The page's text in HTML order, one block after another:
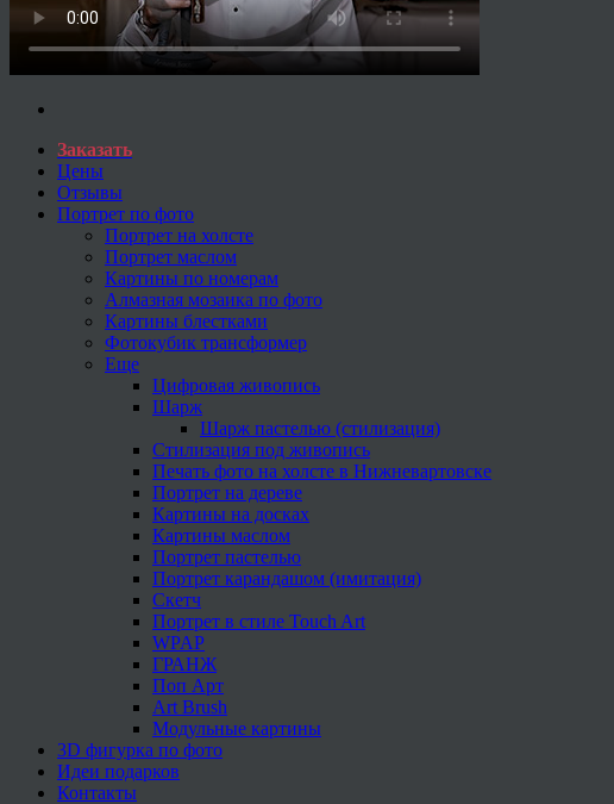
Заказать
Цены
Отзывы
Портрет по фото
Портрет на холсте
Портрет маслом
Картины по номерам
Алмазная мозаика по фото
Картины блестками
Фотокубик трансформер
Еще
Цифровая живопись
Шарж
Шарж пастелью (стилизация)
Стилизация под живопись
Печать фото на холсте в Нижневартовске
Портрет на дереве
Картины на досках
Картины маслом
Портрет пастелью
Портрет карандашом (имитация)
Скетч
Портрет в стиле Touch Art
WPAP
ГРАНЖ
Поп Арт
Art Brush
Модульные картины
3D фигурка по фото
Идеи подарков
Контакты